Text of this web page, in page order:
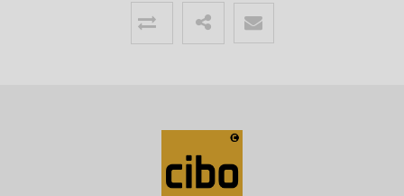
afleveren van de vloer en het terugbrengen van
overgebleven pakken. Een deskundige partij
waar klanttevredenheid hoog in het vaadel staat,